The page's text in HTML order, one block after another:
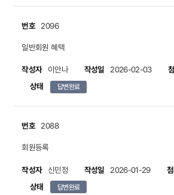
번호 2096
일반회원 혜택
작성자 이안나 작성일 2026-02-03
상태 답변완료
번호 2088
회원등록
작성자 신민정 작성일 2026-01-29
상태 답변완료